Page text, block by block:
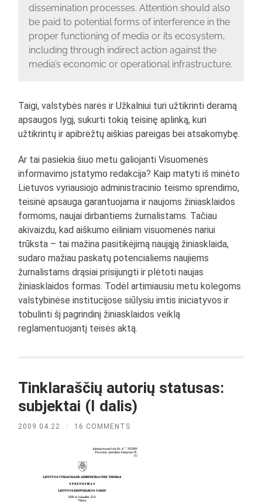
dissemination processes. Attention should also
be paid to potential forms of interference in the
proper functioning of media or its ecosystem,
including through indirect action against the
media’s economic or operational infrastructure.
Taigi, valstybės narės ir Užkalniui turi užtikrinti deramą
apsaugos lygį, sukurti tokią teisinę aplinką, kuri
užtikrintų ir apibrėžtų aiškias pareigas bei atsakomybę.
Ar tai pasiekia šiuo metu galiojanti Visuomenės
informavimo įstatymo redakcija? Kaip matyti iš minėto
Lietuvos vyriausiojo administracinio teismo sprendimo,
teisinė apsauga garantuojama ir naujoms žiniasklaidos
formoms, naujai dirbantiems žurnalistams. Tačiau
akivaizdu, kad aiškumo eiliniam visuomenės nariui
trūksta – tai mažina pasitikėjimą naująją žiniasklaida,
sudaro mažiau paskatų potencialiems naujiems
žurnalistams drąsiai prisijungti ir plėtoti naujas
žiniasklaidos formas. Todėl artimiausiu metu kolegoms
valstybinėse institucijose siūlysiu imtis iniciatyvos ir
tobulinti šį pagrindinį žiniasklaidos veiklą
reglamentuojantį teisės aktą.
Tinklaraščių autorių statusas:
subjektai (I dalis)
2009.04.22 / 16 COMMENTS